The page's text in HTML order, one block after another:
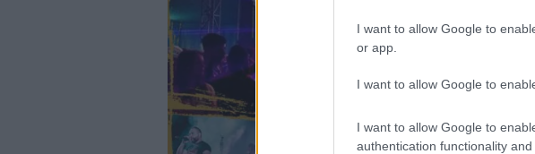
I want to allow Google to
or app.
I want to allow Google to
I want to allow Google to
authentication functionality